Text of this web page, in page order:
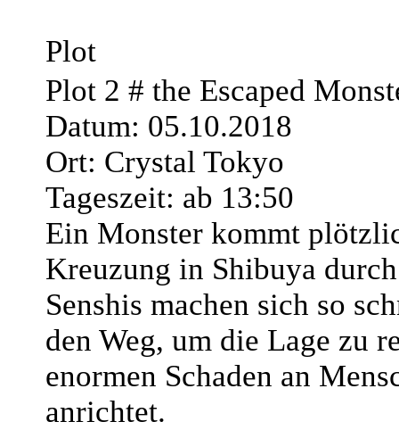
Plot
Plot 2 # the Escaped
Datum: 05.10.2018
Ort: Crystal Tokyo
Tageszeit: ab 13:50
Ein Monster kommt
Kreuzung in Shibuya
Senshis machen sich so
den Weg, um die Lage zu
enormen Schaden an
anrichtet.